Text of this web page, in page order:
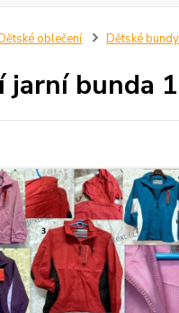
oblečení Dětské
jarní bunda